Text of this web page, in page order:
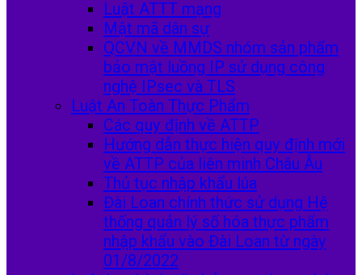
Luật ATTT mạng
Mật mã dân sự
QCVN về MMDS nhóm sản phẩm
bảo mật luồng IP sử dụng công
nghệ IPsec và TLS
Luật An Toàn Thực Phẩm
Các quy định về ATTP
Hướng dẫn thực hiện quy định mới
về ATTP của liên minh Châu Âu
Thủ tục nhập khẩu lúa
Đài Loan chính thức sử dụng Hệ
thống quản lý số hóa thực phẩm
nhập khẩu vào Đài Loan từ ngày
01/8/2022